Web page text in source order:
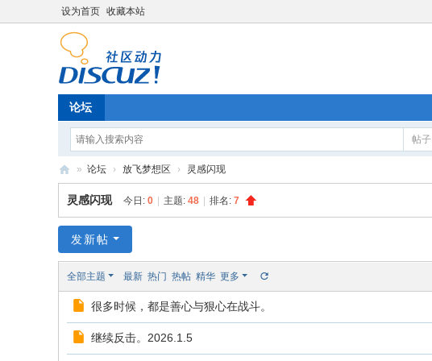
设为首页 收藏本站
论坛
帖子
简
霑
人
» 论坛 › 放飞梦想区 › 灵感闪现
灵感闪现 今日: 0 主题: 48 排名: 7
发新帖
全部主题 最新 热门 热帖 精华 更多
很多时候，都是善心与狠心在战斗。
继续反击。2026.1.5